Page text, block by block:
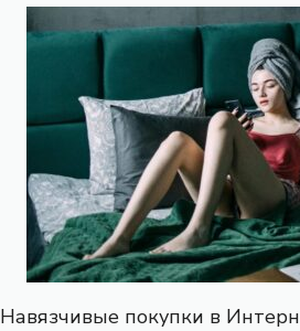
Навязчивые покупки в